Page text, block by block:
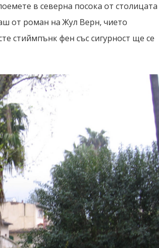
в северна посока от столицата
от роман на Жул Верн, чието
стиймпънк фен със сигурност ще се